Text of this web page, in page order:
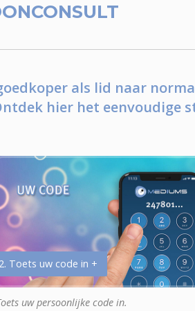
als lid naar
hier het eenvoudige
2. Toets uw code in +
uw persoonlijke code in.